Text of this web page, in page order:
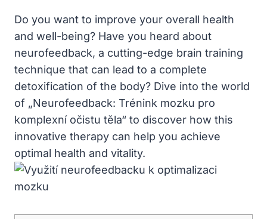
Do you ‌want to improve‍ your overall ‌health
and⁤ well-being? ⁢Have you heard about
neurofeedback, a cutting-edge⁢ brain training
technique that can⁣ lead to a complete
detoxification of the⁣ body? Dive into the world⁤
of „Neurofeedback: ​Trénink mozku ‌pro
komplexní očistu těla“ to discover how this‍
innovative⁢ therapy can help you achieve
optimal health and vitality.